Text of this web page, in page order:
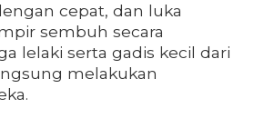
cepat, dan luka
sembuh secara
lelaki serta gadis kecil dari
melakukan